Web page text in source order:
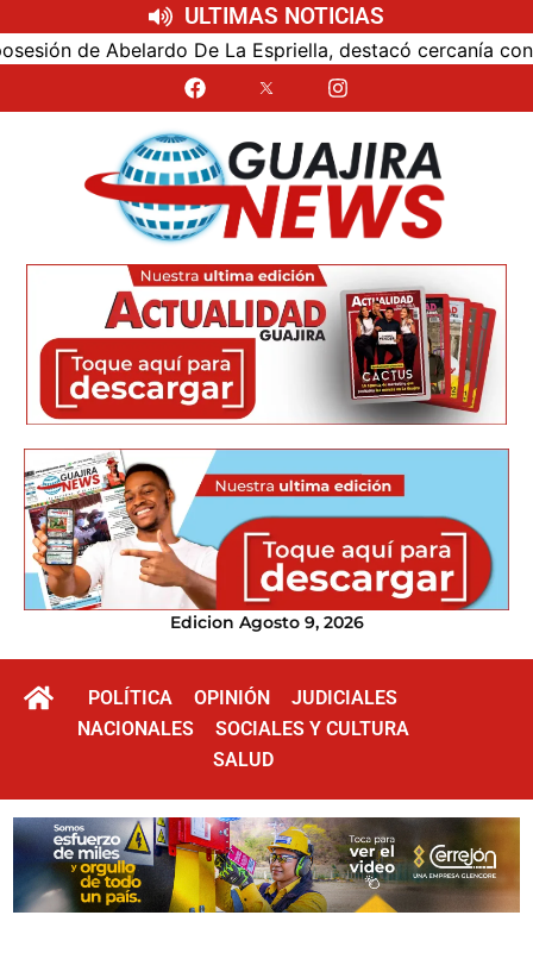
ULTIMAS NOTICIAS
de Abelardo De La Espriella, destacó cercanía con el
Edicion Agosto 9, 2026
POLÍTICA OPINIÓN
JUDICIALES
NACIONALES
SOCIALES Y CULTURA
SALUD